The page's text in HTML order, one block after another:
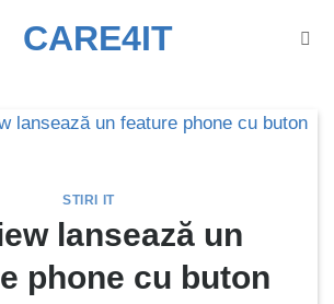
STIRI IT
lansează un
phone cu buton